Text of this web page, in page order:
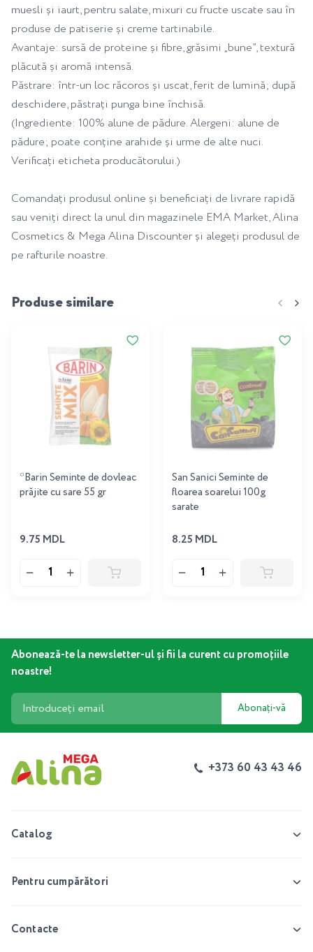
muesli și iaurt, pentru salate, mixuri cu fructe uscate sau în
produse de patiserie și creme tartinabile.
Avantaje: sursă de proteine și fibre, grăsimi „bune”, textură
plăcută și aromă intensă.
Păstrare: într-un loc răcoros și uscat, ferit de lumină; după
deschidere, păstrați punga bine închisă.
(Ingrediente: 100% alune de pădure. Alergeni: alune de
pădure; poate conține arahide și urme de alte nuci.
Verificați eticheta producătorului.)
Comandați produsul online și beneficiați de livrare rapidă
sau veniți direct la unul din magazinele EMA Market, Alina
Cosmetics & Mega Alina Discounter și alegeți produsul de
pe rafturile noastre.
Produse similare
*Barin Seminte de dovleac
prăjite cu sare 55 gr
9.75 MDL
San Sanici Seminte de
floarea soarelui 100g
sarate
8.25 MDL
Abonează-te la newsletter-ul și fii la curent cu promoțiile
noastre!
Abonați-vă
+373 60 43 43 46
Catalog
Pentru cumpărători
Contacte